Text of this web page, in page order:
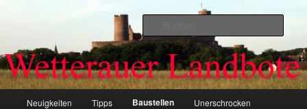
springenWetterauer-Landbote
Neuigkeiten Tipps Baustellen Unerschrocken